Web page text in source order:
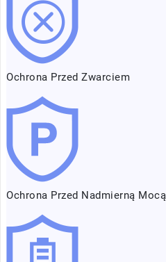
Ochrona Przed Zwarciem
Ochrona Przed Nadmierną Mocą